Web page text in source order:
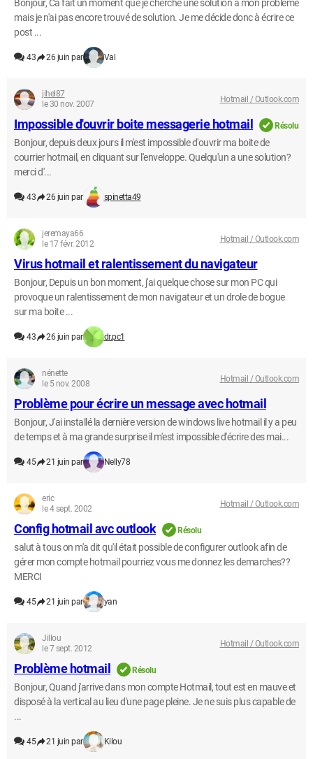
Bonjour, Ca fait un moment que je cherche une solution a mon problème
mais je n'ai pas encore trouvé de solution. Je me décide donc à écrire ce
post ...
43 26 juin par Val
jihel87
le 30 nov. 2007
Hotmail / Outlook.com
Impossible d'ouvrir boite messagerie hotmail Résolu
Bonjour, depuis deux jours il m'est impossible d'ouvrir ma boite de
courrier hotmail, en cliquant sur l'enveloppe. Quelqu'un a une solution?
merci d'...
43 26 juin par spinetta49
jeremaya66
le 17 févr. 2012
Hotmail / Outlook.com
Virus hotmail et ralentissement du navigateur
Bonjour, Depuis un bon moment, j'ai quelque chose sur mon PC qui
provoque un ralentissement de mon navigateur et un drole de bogue
sur ma boite ...
43 26 juin par dr.pc1
nénette
le 5 nov. 2008
Hotmail / Outlook.com
Problème pour écrire un message avec hotmail
Bonjour, J'ai installé la dernière version de windows live hotmail il y a peu
de temps et à ma grande surprise il m'est impossible d'écrire des mai...
45 21 juin par Nelly78
eric
le 4 sept. 2002
Hotmail / Outlook.com
Config hotmail avc outlook Résolu
salut à tous on m'a dit qu'il était possible de configurer outlook afin de
gérer mon compte hotmail pourriez vous me donnez les demarches??
MERCI
45 21 juin par yan
Jillou
le 7 sept. 2012
Hotmail / Outlook.com
Problème hotmail Résolu
Bonjour, Quand j'arrive dans mon compte Hotmail, tout est en mauve et
disposé à la vertical au lieu d'une page pleine. Je ne suis plus capable de
...
45 21 juin par Kilou